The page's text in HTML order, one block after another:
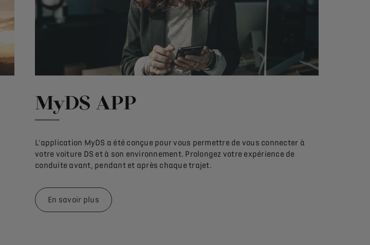
MyDS APP
L'application MyDS a été conçue pour vous permettre de vous connecter à
votre voiture DS et à son environnement. Prolongez votre expérience de
conduite avant, pendant et après chaque trajet.
En savoir plus